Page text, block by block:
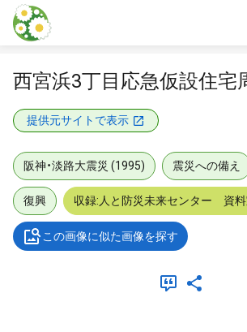
本文に飛ぶ
西宮浜3丁目応急仮設住宅
提供元サイトで表示
阪神・淡路大震災 (1995) 震災への備え
復興 収録:人と防災未来センター 資
この画像に似た画像を探す